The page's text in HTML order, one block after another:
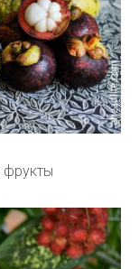
фрукты